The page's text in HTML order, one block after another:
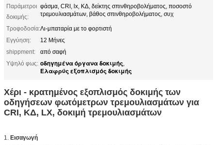
Παράμετροι
δοκιμής:
φάσμα, CRI, lx, ΚΔ, δείκτης σπινθηροβολήματος, ποσοστό
τρεμουλιασμάτων, βάθος σπινθηροβολήματος, συχ
Τροφοδοσία:Λι-μπαταρία με το φορτιστή
Εγγύηση:
12 Μήνες
shippment:
από σαφή
Υψηλό φως: οδηγημένα όργανα δοκιμής,
Ελαφρύς εξοπλισμός δοκιμής
Χέρι - κρατημένος εξοπλισμός δοκιμής των
οδηγήσεων φωτόμετρων τρεμουλιασμάτων για
CRI, ΚΔ, LX, δοκιμή τρεμουλιασμάτων
1. Εισαγωγή